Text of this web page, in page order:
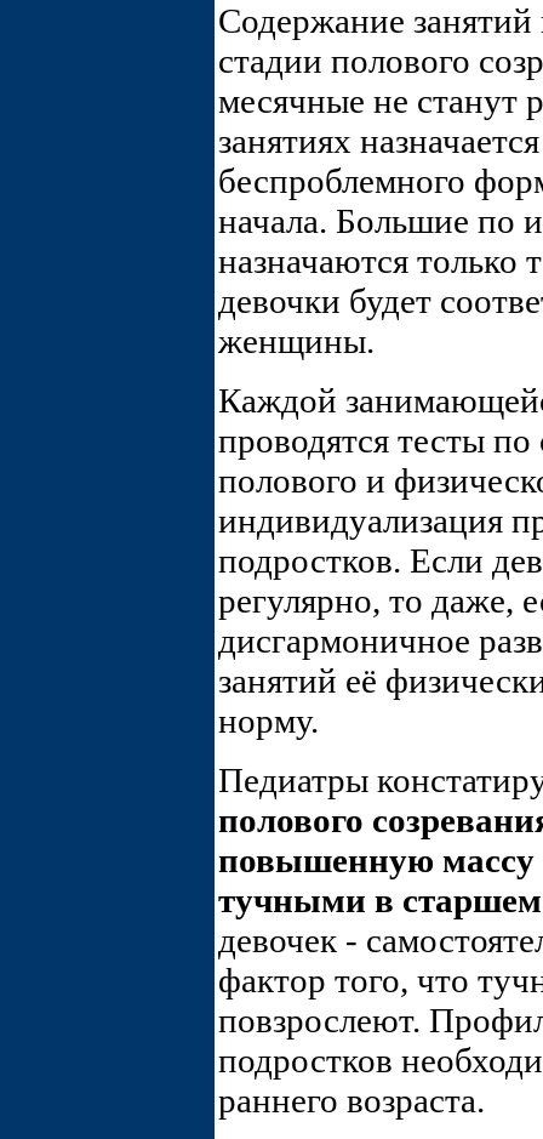
Содержание
стадии полового
месячные не станут
занятиях
беспроблемного
начала. Большие по
назначаются только
девочки будет
женщины.
Каждой
проводятся тесты
полового и
индивидуализация
подростков. Если
регулярно, то даже,
дисгармоничное
занятий её
норму.
Педиатры
полового
повышенную массу
тучными в старшем
девочек -
фактор того, что
повзрослеют.
подростков
раннего возраста.